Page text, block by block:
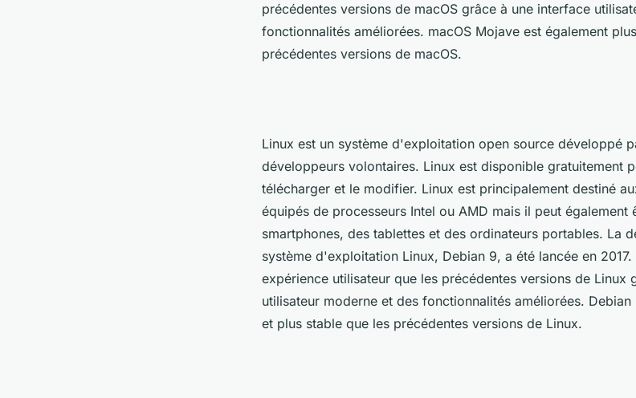
précédentes versions de macOS grâce à une interface
fonctionnalités améliorées. macOS Mojave est également
précédentes versions de macOS.
Linux est un système d'exploitation open source développé
développeurs volontaires. Linux est disponible gratuitement
télécharger et le modifier. Linux est principalement destiné
équipés de processeurs Intel ou AMD mais il peut également
smartphones, des tablettes et des ordinateurs portables. La
système d'exploitation Linux, Debian 9, a été lancée en
expérience utilisateur que les précédentes versions de Linux
utilisateur moderne et des fonctionnalités améliorées.
et plus stable que les précédentes versions de Linux.